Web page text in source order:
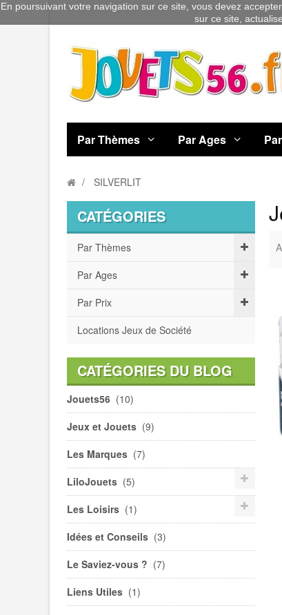
Par Thèmes Par Ages
SILVERLIT
CATÉGORIES
Par Thèmes
Par Ages
Par Prix
Locations Jeux de Société
CATÉGORIES DU BLOG
Jouets56 (10)
Jeux et Jouets (9)
Les Marques (7)
LiloJouets (5)
Les Loisirs (1)
Idées et Conseils (3)
Le Saviez-vous ? (7)
Liens Utiles (1)
En poursuivant votre navigation sur ce site, vous devez
sur ce site,